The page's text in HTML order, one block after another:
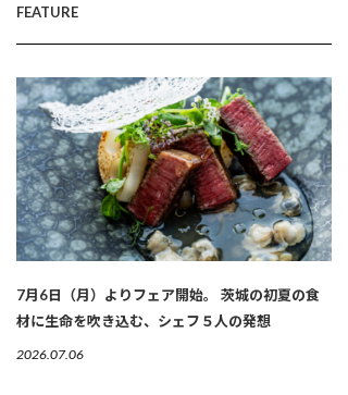
FEATURE
7月6日（月）よりフェア開始。 茨城の初夏の食
材に生命を吹き込む、シェフ５人の発想
2026.07.06